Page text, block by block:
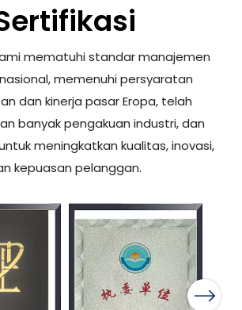
mematuhi standar manajemen
memenuhi persyaratan
dan kinerja pasar Eropa, telah
banyak pengakuan industri, dan
meningkatkan kualitas, inovasi,
kepuasan pelanggan.
Next